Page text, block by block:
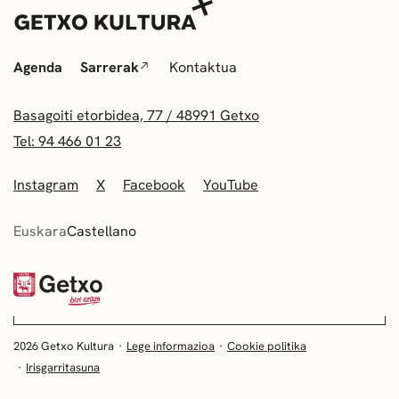
EUSKARACASTELLANO
Agenda Sarrerak Kontaktua
Basagoiti etorbidea, 77 / 48991 Getxo
Tel: 94 466 01 23
Instagram X Facebook YouTube
EuskaraCastellano
2026 Getxo Kultura Lege informazioa
Cookie politika
Irisgarritasuna